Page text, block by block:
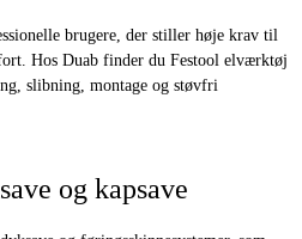
brugere, der stiller høje krav til
Hos Duab finder du Festool elværktøj
slibning, montage og støvfri
og kapsave